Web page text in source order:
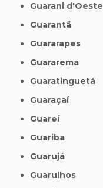
Guarani d'Oeste
Guarantã
Guararapes
Guararema
Guaratinguetá
Guaraçaí
Guareí
Guariba
Guarujá
Guarulhos